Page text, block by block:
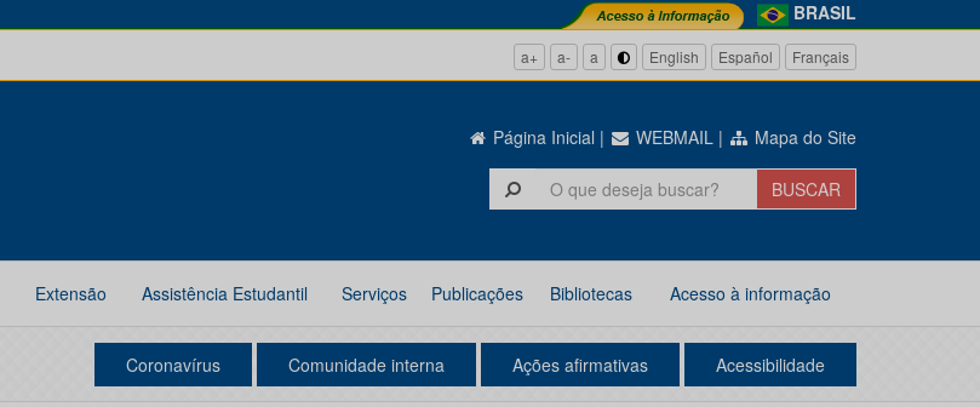
BRASIL
a+ a- a English Español Français
Página Inicial | WEBMAIL | Mapa do Site
Extensão Assistência Estudantil Serviços Publicações Bibliotecas Acesso à informação
Coronavírus Comunidade interna Ações afirmativas Acessibilidade